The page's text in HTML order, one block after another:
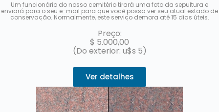
Um funcionário do nosso cemitério tirará uma foto da sepultura e
enviará para o seu e-mail para que você possa ver seu atual estado de
conservação. Normalmente, este serviço demora até 15 dias úteis.
Preço:
$ 5.000,00
(Do exterior: u$s 5)
Ver detalhes